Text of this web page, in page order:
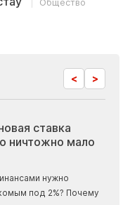
Общество
< >
ставка
ничтожно мало
нужно
под 2%? Почему